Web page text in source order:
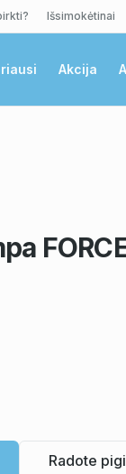
Išsimokėtinai
Akcija
Radote